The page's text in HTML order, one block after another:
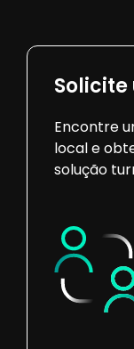
Encontre
local e
solução